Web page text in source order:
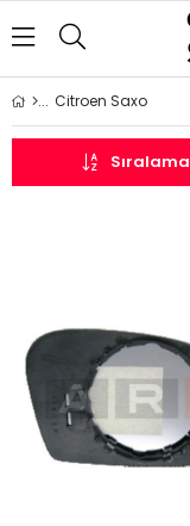
Citroen Saxo
Sıralama